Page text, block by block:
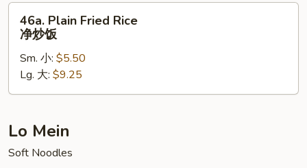
炒
Plain
Fried
Rice
炒
46a. Plain Fried Rice
净炒饭
Sm. 小: $5.50
Lg. 大: $9.25
Lo Mein
Soft Noodles